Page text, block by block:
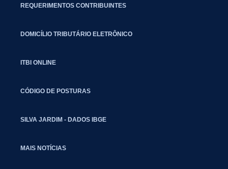
REQUERIMENTOS CONTRIBUINTES
DOMICÍLIO TRIBUTÁRIO ELETRÔNICO
ITBI ONLINE
CÓDIGO DE POSTURAS
SILVA JARDIM - DADOS IBGE
MAIS NOTÍCIAS